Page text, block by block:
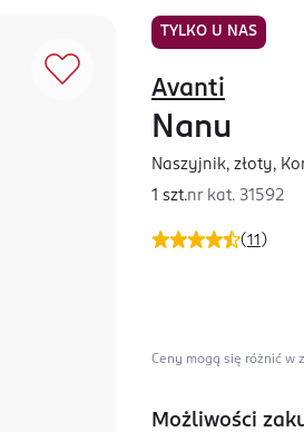
TYLKO U NAS
(11 )
Avanti
Nanu
Naszyjnik, złoty,
1 szt.nr kat. 31592
Ceny mogą się różnić w
Możliwości